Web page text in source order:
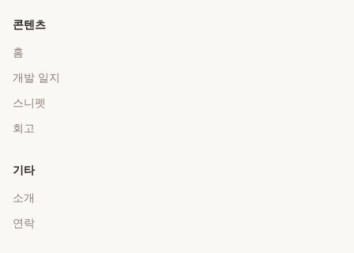
콘텐츠
홈
개발 일지
스니펫
회고
기타
소개
연락